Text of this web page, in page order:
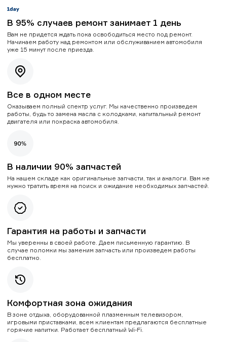
В 95% случаев ремонт занимает 1 день
Вам не придется ждать пока освободиться место под ремонт.
Начинаем работу над ремонтом или обслуживанием автомобиля
уже 15 минут после приезда.
Все в одном месте
Оказываем полный спектр услуг. Мы качественно произведем
работы, будь то замена масла с колодками, капитальный ремонт
двигателя или покраска автомобиля.
В наличии 90% запчастей
На нашем складе как оригинальные запчасти, так и аналоги. Вам не
нужно тратить время на поиск и ожидание необходимых запчастей.
Гарантия на работы и запчасти
Мы уверенны в своей работе. Даем письменную гарантию. В
случае поломки мы заменим запчасть или произведем работы
бесплатно.
Комфортная зона ожидания
В зоне отдыха, оборудованной плазменным телевизором,
игровыми приставками, всем клиентам предлагаются бесплатные
горячие напитки. Работает бесплатный Wi-Fi.